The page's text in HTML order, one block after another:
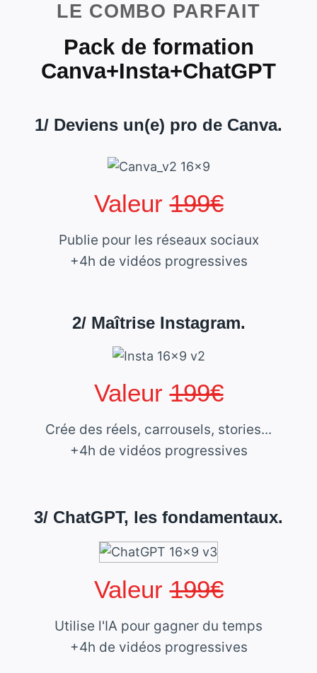
LE COMBO PARFAIT
Pack de formation
Canva+Insta+ChatGPT
1/ Deviens un(e) pro de Canva.
Valeur199€
Publie pour les réseaux sociaux
+4h de vidéos progressives
2/ Maîtrise Instagram.
Valeur199€
Crée des réels, carrousels, stories...
+4h de vidéos progressives
3/ ChatGPT, les fondamentaux.
Valeur199€
Utilise l'IA pour gagner du temps
+4h de vidéos progressives